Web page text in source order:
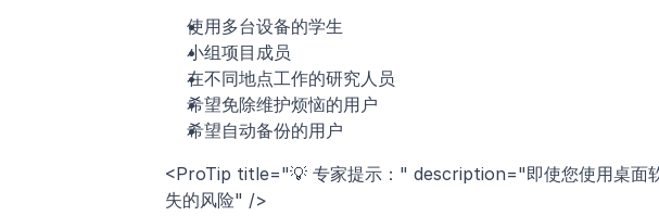
使用多台设备的学生
小组项目成员
在不同地点工作的研究人员
希望免除维护烦恼的用户
希望自动备份的用户
<ProTip title="💡 专家提示：" description="即使您使用桌面
失的风险" />